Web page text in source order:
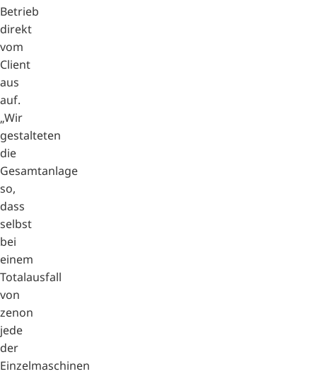
Betrieb
direkt
vom
Client
aus
auf.
„Wir
gestalteten
die
Gesamtanlage
so,
dass
selbst
bei
einem
Totalausfall
von
zenon
jede
der
Einzelmaschinen